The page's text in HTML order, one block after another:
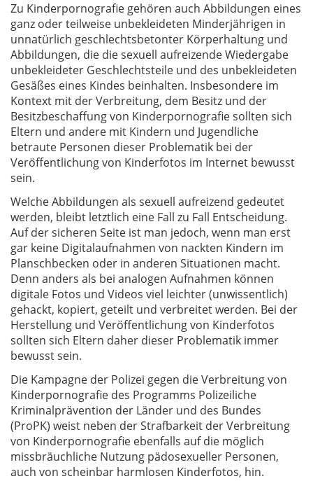
Zu Kinderpornografie gehören auch Abbildungen eines
ganz oder teilweise unbekleideten Minderjährigen in
unnatürlich geschlechtsbetonter Körperhaltung und
Abbildungen, die die sexuell aufreizende Wiedergabe
unbekleideter Geschlechtsteile und des unbekleideten
Gesäßes eines Kindes beinhalten. Insbesondere im
Kontext mit der Verbreitung, dem Besitz und der
Besitzbeschaffung von Kinderpornografie sollten sich
Eltern und andere mit Kindern und Jugendliche
betraute Personen dieser Problematik bei der
Veröffentlichung von Kinderfotos im Internet bewusst
sein.
Welche Abbildungen als sexuell aufreizend gedeutet
werden, bleibt letztlich eine Fall zu Fall Entscheidung.
Auf der sicheren Seite ist man jedoch, wenn man erst
gar keine Digitalaufnahmen von nackten Kindern im
Planschbecken oder in anderen Situationen macht.
Denn anders als bei analogen Aufnahmen können
digitale Fotos und Videos viel leichter (unwissentlich)
gehackt, kopiert, geteilt und verbreitet werden. Bei der
Herstellung und Veröffentlichung von Kinderfotos
sollten sich Eltern daher dieser Problematik immer
bewusst sein.
Die Kampagne der Polizei gegen die Verbreitung von
Kinderpornografie des Programms Polizeiliche
Kriminalprävention der Länder und des Bundes
(ProPK) weist neben der Strafbarkeit der Verbreitung
von Kinderpornografie ebenfalls auf die möglich
missbräuchliche Nutzung pädosexueller Personen,
auch von scheinbar harmlosen Kinderfotos, hin.